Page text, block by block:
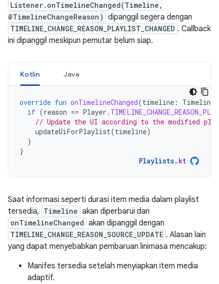
Listener.onTimelineChanged(Timeline,
@TimelineChangeReason) dipanggil segera dengan
TIMELINE_CHANGE_REASON_PLAYLIST_CHANGED . Callback
ini dipanggil meskipun pemutar belum siap.
Kotlin Java
override fun onTimelineChanged(timeline : Timeline
if (reason == Player .
// Update the UI according to the modified
updateUiForPlaylist(timeline)
}
}
Playlists. kt
Saat informasi seperti durasi item media dalam playlist
tersedia, Timeline akan diperbarui dan
onTimelineChanged akan dipanggil dengan
TIMELINE_CHANGE_REASON_SOURCE_UPDATE . Alasan lain
yang dapat menyebabkan pembaruan linimasa mencakup:
Manifes tersedia setelah menyiapkan item media
adaptif.